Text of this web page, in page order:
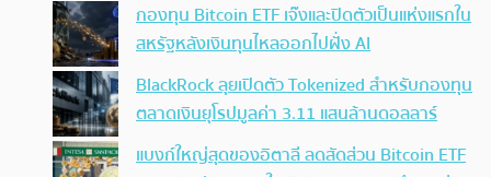
กองทุน Bitcoin ETF เจ๊งและปิดตัวเป็นแห่งแรกใน
สหรัฐหลังเงินทุนไหลออกไปฝั่ง AI
BlackRock ลุยเปิดตัว Tokenized สำหรับกองทุน
ตลาดเงินยุโรปมูลค่า 3.11 แสนล้านดอลลาร์
แบงก์ใหญ่สุดของอิตาลี ลดสัดส่วน Bitcoin ETF